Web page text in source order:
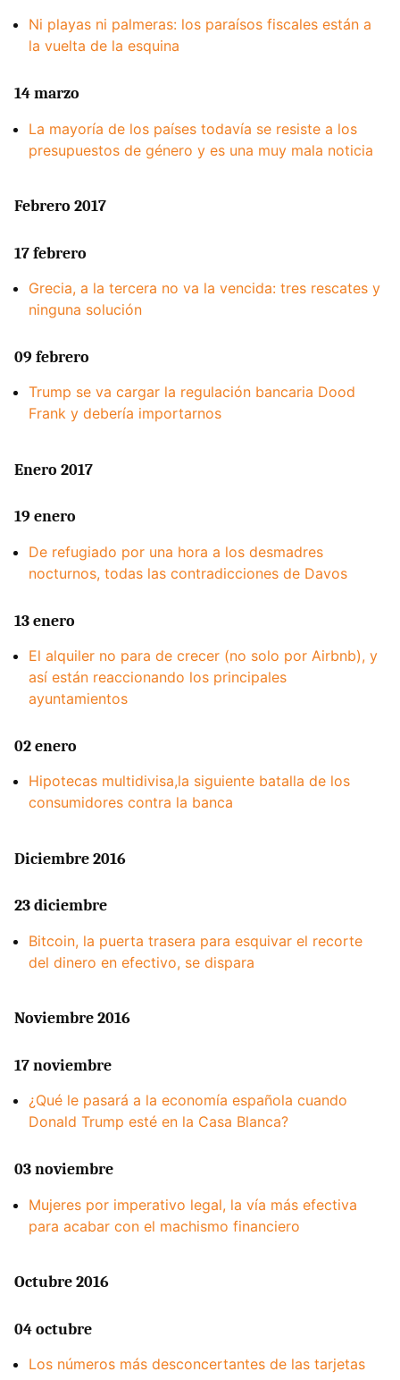
Ni playas ni palmeras: los paraísos fiscales están a
la vuelta de la esquina
14 marzo
La mayoría de los países todavía se resiste a los
presupuestos de género y es una muy mala noticia
Febrero 2017
17 febrero
Grecia, a la tercera no va la vencida: tres rescates y
ninguna solución
09 febrero
Trump se va cargar la regulación bancaria Dood
Frank y debería importarnos
Enero 2017
19 enero
De refugiado por una hora a los desmadres
nocturnos, todas las contradicciones de Davos
13 enero
El alquiler no para de crecer (no solo por Airbnb), y
así están reaccionando los principales
ayuntamientos
02 enero
Hipotecas multidivisa,la siguiente batalla de los
consumidores contra la banca
Diciembre 2016
23 diciembre
Bitcoin, la puerta trasera para esquivar el recorte
del dinero en efectivo, se dispara
Noviembre 2016
17 noviembre
¿Qué le pasará a la economía española cuando
Donald Trump esté en la Casa Blanca?
03 noviembre
Mujeres por imperativo legal, la vía más efectiva
para acabar con el machismo financiero
Octubre 2016
04 octubre
Los números más desconcertantes de las tarjetas